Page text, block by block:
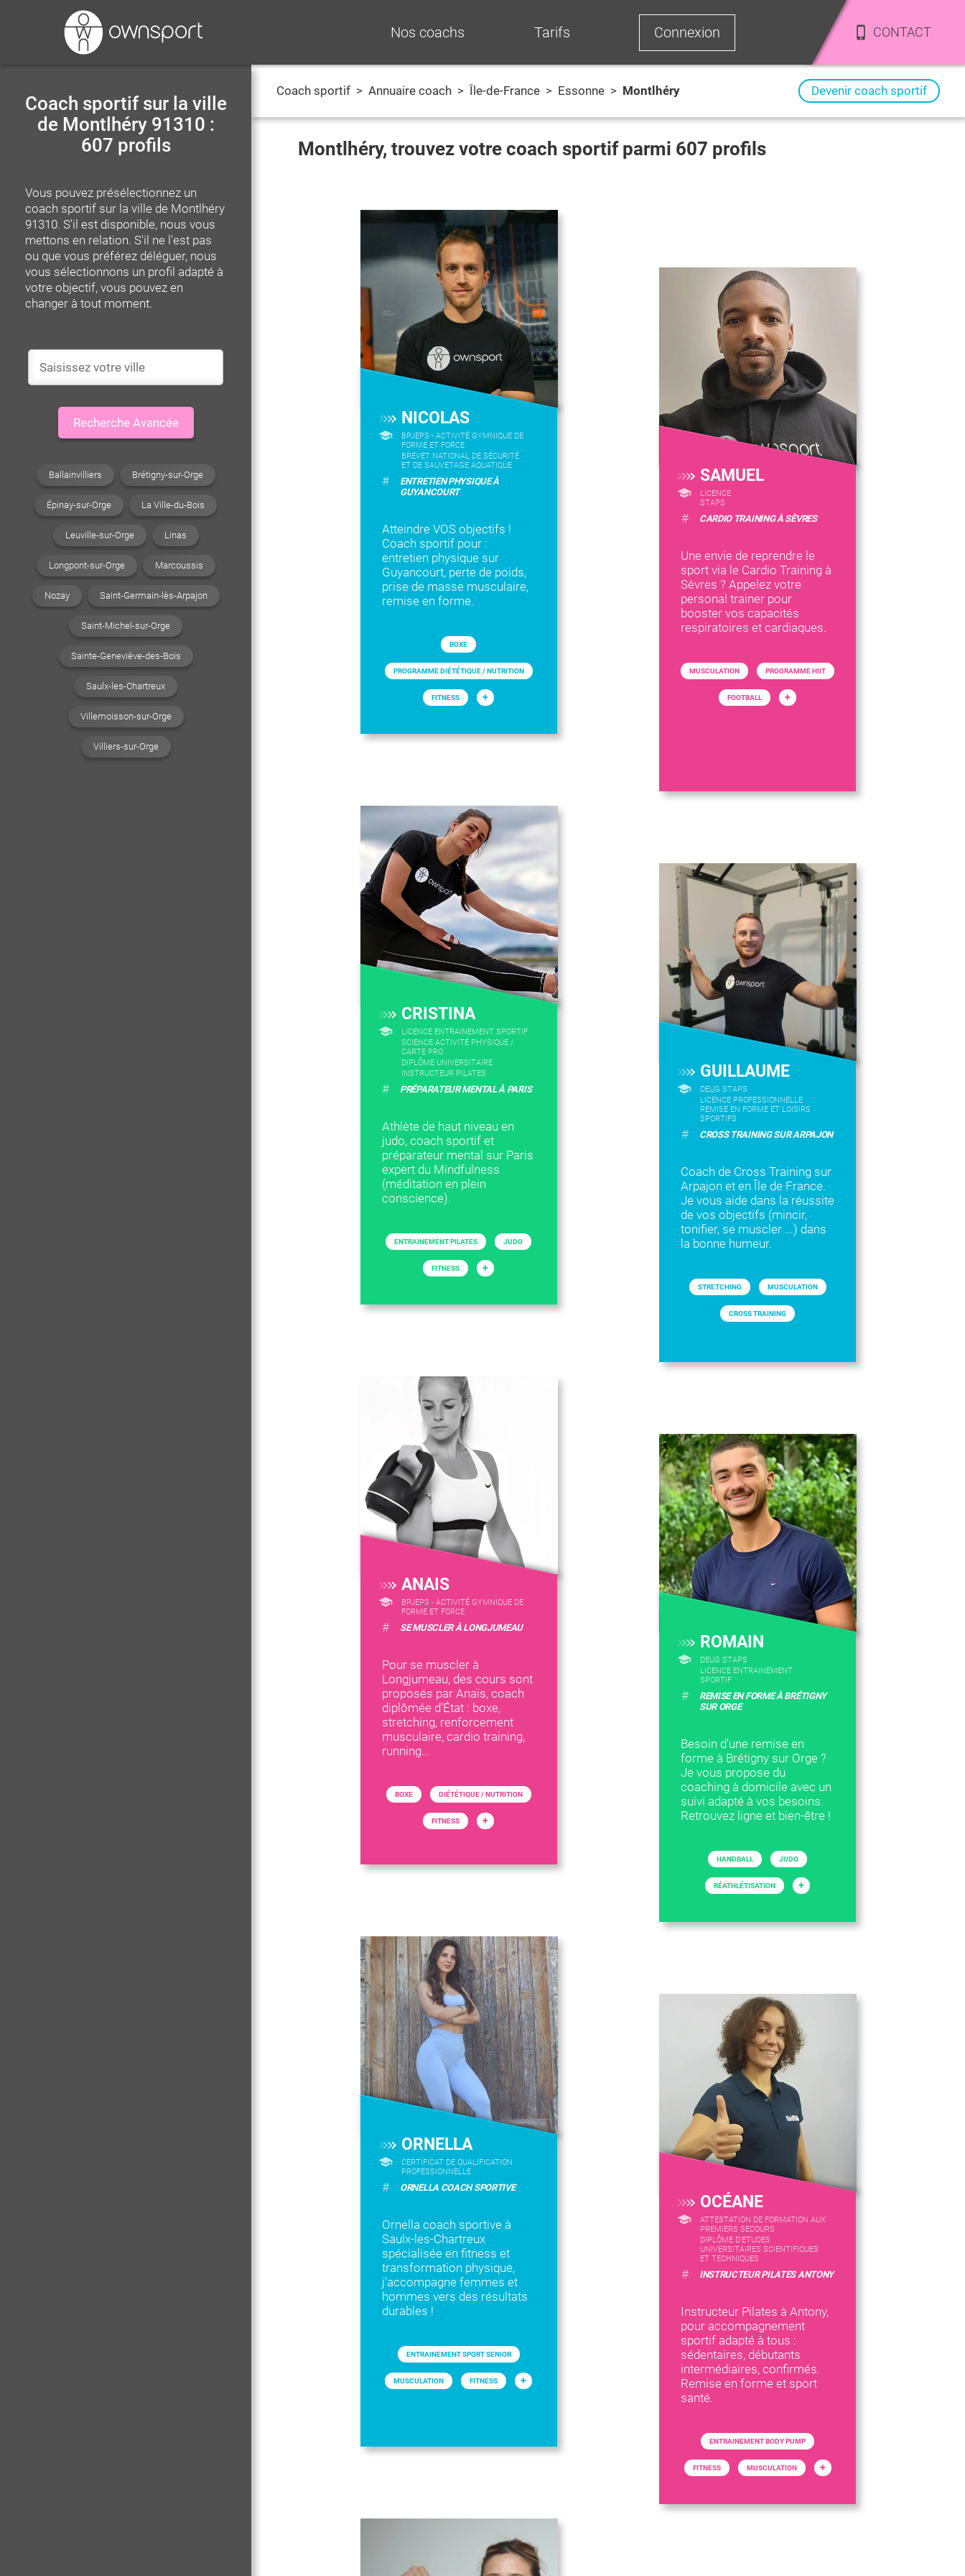
Nos coachs Tarifs Connexion CONTACT
Coach sportif sur la ville
de Montlhéry 91310 :
607 profils
Vous pouvez présélectionnez un
coach sportif sur la ville de Montlhéry
91310. S'il est disponible, nous vous
mettons en relation. S'il ne l'est pas
ou que vous préférez déléguer, nous
vous sélectionnons un profil adapté à
votre objectif, vous pouvez en
changer à tout moment.
Recherche Avancée
Ballainvilliers Brétigny-sur-Orge
Épinay-sur-Orge La Ville-du-Bois
Leuville-sur-Orge Linas
Longpont-sur-Orge Marcoussis
Nozay Saint-Germain-lès-Arpajon
Saint-Michel-sur-Orge
Sainte-Geneviève-des-Bois
Saulx-les-Chartreux
Villemoisson-sur-Orge
Villiers-sur-Orge
Coach sportif > Annuaire coach > Île-de-France > Essonne > Montlhéry Devenir coach sportif
Montlhéry, trouvez votre coach sportif parmi 607 profils
NICOLAS
BPJEPS - ACTIVITÉ GYMNIQUE DE
FORME ET FORCE
BREVET NATIONAL DE SÉCURITÉ
ET DE SAUVETAGE AQUATIQUE
#
ENTRETIEN PHYSIQUE À
GUYANCOURT
Atteindre VOS objectifs !
Coach sportif pour :
entretien physique sur
Guyancourt, perte de poids,
prise de masse musculaire,
remise en forme.
BOXE
PROGRAMME DIÉTÉTIQUE / NUTRITION
FITNESS +
SAMUEL
LICENCE
STAPS
# CARDIO TRAINING À SÈVRES
Une envie de reprendre le
sport via le Cardio Training à
Sèvres ? Appelez votre
personal trainer pour
booster vos capacités
respiratoires et cardiaques.
MUSCULATION PROGRAMME HIIT
FOOTBALL +
CRISTINA
LICENCE ENTRAINEMENT SPORTIF
SCIENCE ACTIVITÉ PHYSIQUE /
CARTE PRO
DIPLÔME UNIVERSITAIRE
INSTRUCTEUR PILATES
# PRÉPARATEUR MENTAL À PARIS
Athlète de haut niveau en
judo, coach sportif et
préparateur mental sur Paris
expert du Mindfulness
(méditation en plein
conscience).
ENTRAINEMENT PILATES JUDO
FITNESS +
GUILLAUME
DEUG STAPS
LICENCE PROFESSIONNELLE
REMISE EN FORME ET LOISIRS
SPORTIFS
# CROSS TRAINING SUR ARPAJON
Coach de Cross Training sur
Arpajon et en Île de France.
Je vous aide dans la réussite
de vos objectifs (mincir,
tonifier, se muscler ...) dans
la bonne humeur.
STRETCHING MUSCULATION
CROSS TRAINING
ANAIS
BPJEPS - ACTIVITÉ GYMNIQUE DE
FORME ET FORCE
# SE MUSCLER À LONGJUMEAU
Pour se muscler à
Longjumeau, des cours sont
proposés par Anaïs, coach
diplômée d'État : boxe,
stretching, renforcement
musculaire, cardio training,
running...
BOXE DIÉTÉTIQUE / NUTRITION
FITNESS +
ROMAIN
DEUG STAPS
LICENCE ENTRAINEMENT
SPORTIF
#
REMISE EN FORME À BRÉTIGNY
SUR ORGE
Besoin d'une remise en
forme à Brétigny sur Orge ?
Je vous propose du
coaching à domicile avec un
suivi adapté à vos besoins.
Retrouvez ligne et bien-être !
HANDBALL JUDO
RÉATHLÉTISATION +
ORNELLA
CERTIFICAT DE QUALIFICATION
PROFESSIONNELLE
# ORNELLA COACH SPORTIVE
Ornella coach sportive à
Saulx-les-Chartreux
spécialisée en fitness et
transformation physique,
j’accompagne femmes et
hommes vers des résultats
durables !
ENTRAINEMENT SPORT SENIOR
MUSCULATION FITNESS +
OCÉANE
ATTESTATION DE FORMATION AUX
PREMIERS SECOURS
DIPLÔME D'ETUDES
UNIVERSITAIRES SCIENTIFIQUES
ET TECHNIQUES
# INSTRUCTEUR PILATES ANTONY
Instructeur Pilates à Antony,
pour accompagnement
sportif adapté à tous :
sédentaires, débutants
intermédiaires, confirmés.
Remise en forme et sport
santé.
ENTRAINEMENT BODY PUMP
FITNESS MUSCULATION +